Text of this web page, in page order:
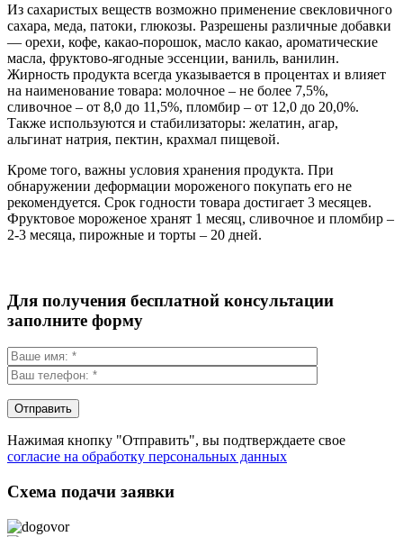
Из сахаристых веществ возможно применение свекловичного
сахара, меда, патоки, глюкозы. Разрешены различные добавки
— орехи, кофе, какао-порошок, масло какао, ароматические
масла, фруктово-ягодные эссенции, ваниль, ванилин.
Жирность продукта всегда указывается в процентах и влияет
на наименование товара: молочное – не более 7,5%,
сливочное – от 8,0 до 11,5%, пломбир – от 12,0 до 20,0%.
Также используются и стабилизаторы: желатин, агар,
альгинат натрия, пектин, крахмал пищевой.
Кроме того, важны условия хранения продукта. При
обнаружении деформации мороженого покупать его не
рекомендуется. Срок годности товара достигает 3 месяцев.
Фруктовое мороженое хранят 1 месяц, сливочное и пломбир –
2-3 месяца, пирожные и торты – 20 дней.
Для получения бесплатной консультации
заполните форму
Нажимая кнопку "Отправить", вы подтверждаете свое
согласие на обработку персональных данных
Схема подачи заявки